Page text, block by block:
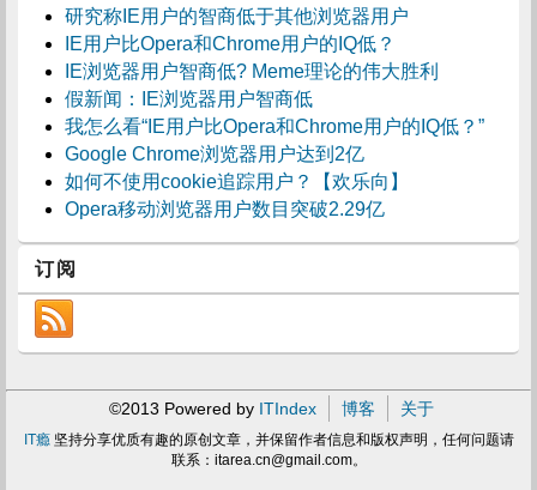
研究称IE用户的智商低于其他浏览器用户
IE用户比Opera和Chrome用户的IQ低？
IE浏览器用户智商低? Meme理论的伟大胜利
假新闻：IE浏览器用户智商低
我怎么看“IE用户比Opera和Chrome用户的IQ低？”
Google Chrome浏览器用户达到2亿
如何不使用cookie追踪用户？【欢乐向】
Opera移动浏览器用户数目突破2.29亿
订阅
©2013 Powered by ITIndex 博客 关于
IT瘾坚持分享优质有趣的原创文章，并保留作者信息和版权声明，任何问题请
联系： itarea.cn@gmail.com。